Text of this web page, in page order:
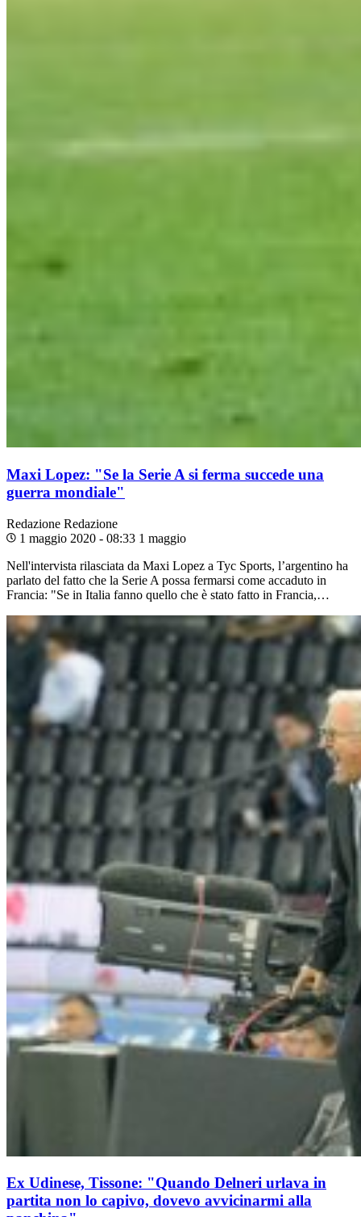
Maxi Lopez: "Se la Serie A si ferma succede una
guerra mondiale"
Redazione Redazione
1 maggio 2020 - 08:33 1 maggio
Nell'intervista rilasciata da Maxi Lopez a Tyc Sports, l’argentino ha
parlato del fatto che la Serie A possa fermarsi come accaduto in
Francia: "Se in Italia fanno quello che è stato fatto in Francia,…
Ex Udinese, Tissone: "Quando Delneri urlava in
partita non lo capivo, dovevo avvicinarmi alla